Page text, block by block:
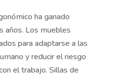
ha ganado
años. Los muebles
para adaptarse a las
y reducir el riesgo
el trabajo. Sillas de